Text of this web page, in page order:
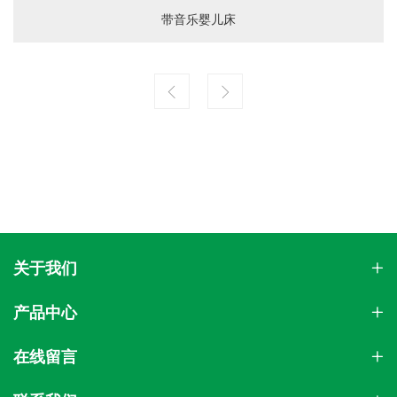
带音乐婴儿床
关于我们
产品中心
在线留言